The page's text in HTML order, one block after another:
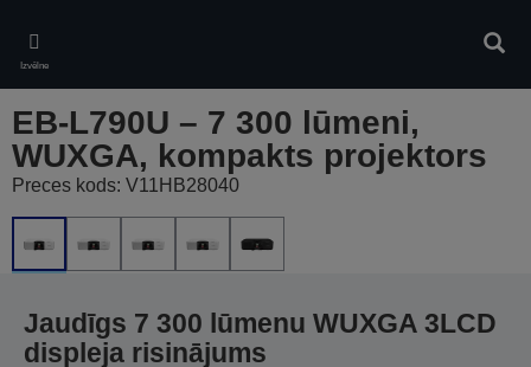
main
content
Izvēlne
EB-L790U – 7 300 lūmeni,
WUXGA, kompakts projektors
Preces kods: V11HB28040
Jaudīgs 7 300 lūmenu WUXGA 3LCD
displeja risinājums